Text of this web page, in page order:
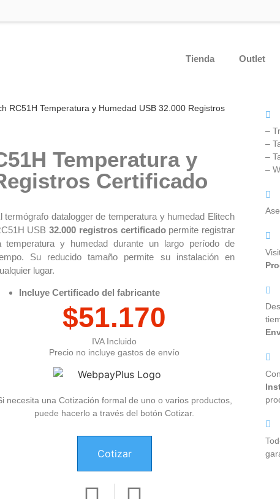
Tienda Outlet
RC51H Temperatura y Humedad USB 32.000 Registros
Temperatura y
Certificado
termógrafo datalogger de temperatura y humedad Elitech
USB 32.000 registros certificadopermite registrar
temperatura y humedad durante un largo período de
Su reducido tamaño permite su instalación en
lugar.
Incluye Certificado del fabricante
$51.170
IVA Incluido
Precio no incluye gastos de envío
necesita una Cotización formal de uno o varios productos,
puede hacerlo a través del botón Cotizar.
Cotizar
–
–
–
–